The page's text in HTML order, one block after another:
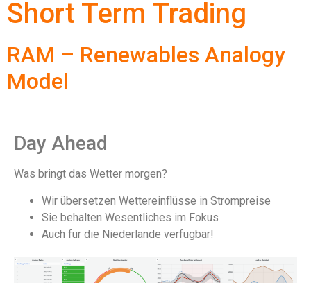
Short Term Trading
RAM – Renewables Analogy
Model
Day Ahead
Was bringt das Wetter morgen?
Wir übersetzen Wettereinflüsse in Strompreise
Sie behalten Wesentliches im Fokus
Auch für die Niederlande verfügbar!